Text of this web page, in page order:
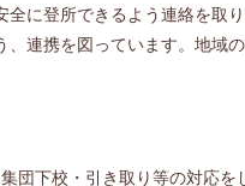
に登所できるよう連絡を取
連携を図っています。地域
団下校・引き取り等の対応を